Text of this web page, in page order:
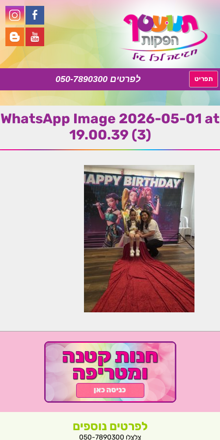
050-7890300 תפריט
לתוכן
WhatsApp Image 2026-05-01 at
19.00.39 (3)
לפרטים נוספים
צלצלו 050-7890300